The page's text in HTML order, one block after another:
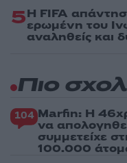
5Η FIFA
ερωμένη του
αναληθείς και
Πιο
104 Marfin: Η
να
συμμετείχε
100.000